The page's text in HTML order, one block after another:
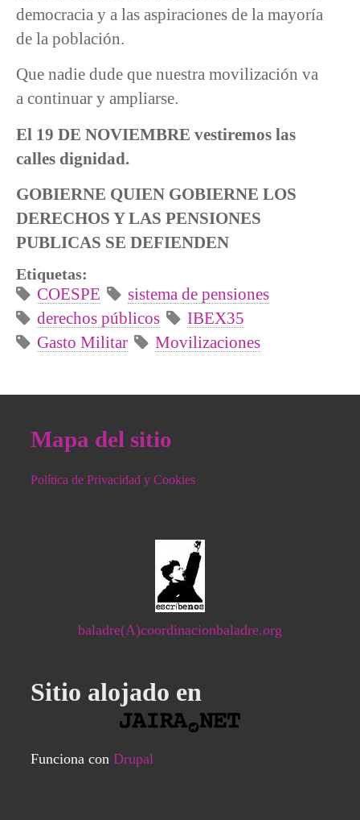
democracia y a las aspiraciones de la mayoría
de la población.
Que nadie dude que nuestra movilización va
a continuar y ampliarse.
El 19 DE NOVIEMBRE vestiremos las
calles dignidad.
GOBIERNE QUIEN GOBIERNE LOS
DERECHOS Y LAS PENSIONES
PUBLICAS SE DEFIENDEN
Etiquetas:
COESPE
sistema de pensiones
derechos públicos
IBEX35
Gasto Militar
Movilizaciones
Mapa del sitio
Política de Privacidad y Cookies
baladre(A)coordinacionbaladre.org
Sitio alojado en
Funciona con Drupal